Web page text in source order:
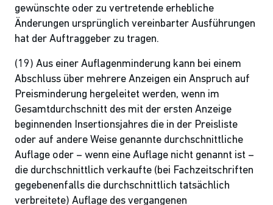
gewünschte oder zu vertretende erhebliche
Änderungen ursprünglich vereinbarter Ausführungen
hat der Auftraggeber zu tragen.
(19) Aus einer Auflagenminderung kann bei einem
Abschluss über mehrere Anzeigen ein Anspruch auf
Preisminderung hergeleitet werden, wenn im
Gesamtdurchschnitt des mit der ersten Anzeige
beginnenden Insertionsjahres die in der Preisliste
oder auf andere Weise genannte durchschnittliche
Auflage oder – wenn eine Auflage nicht genannt ist –
die durchschnittlich verkaufte (bei Fachzeitschriften
gegebenenfalls die durchschnittlich tatsächlich
verbreitete) Auflage des vergangenen